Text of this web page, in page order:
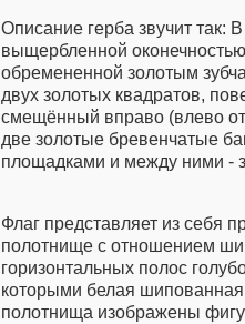
Описание герба звучит так:
выщербленной
обремененной золотым
двух золотых квадратов,
смещённый вправо (влево
две золотые бревенчатые
площадками и между ними -
Флаг представляет из себя
полотнище с отношением
горизонтальных полос
которыми белая
полотнища изображены